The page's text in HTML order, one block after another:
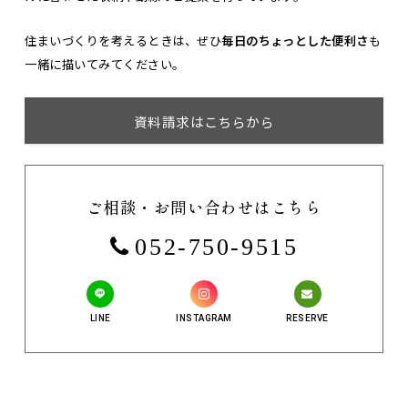
住まいづくりを考えるときは、ぜひ毎日のちょっとした便利さも
一緒に描いてみてください。
資料請求はこちらから
ご相談・お問い合わせはこちら
052-750-9515
LINE INSTAGRAM RESERVE